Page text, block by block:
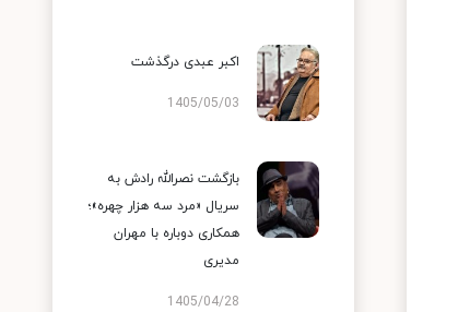
اکبر عبدی درگذشت
1405/05/03
بازگشت نصرالله رادش به
سریال «مرد سه هزار چهره»؛
همکاری دوباره با مهران
مدیری
1405/04/28